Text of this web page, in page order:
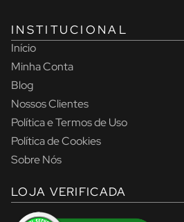
INSTITUCIONAL
Início
Minha Conta
Blog
Nossos Clientes
Política e Termos de Uso
Política de Cookies
Sobre Nós
LOJA VERIFICADA